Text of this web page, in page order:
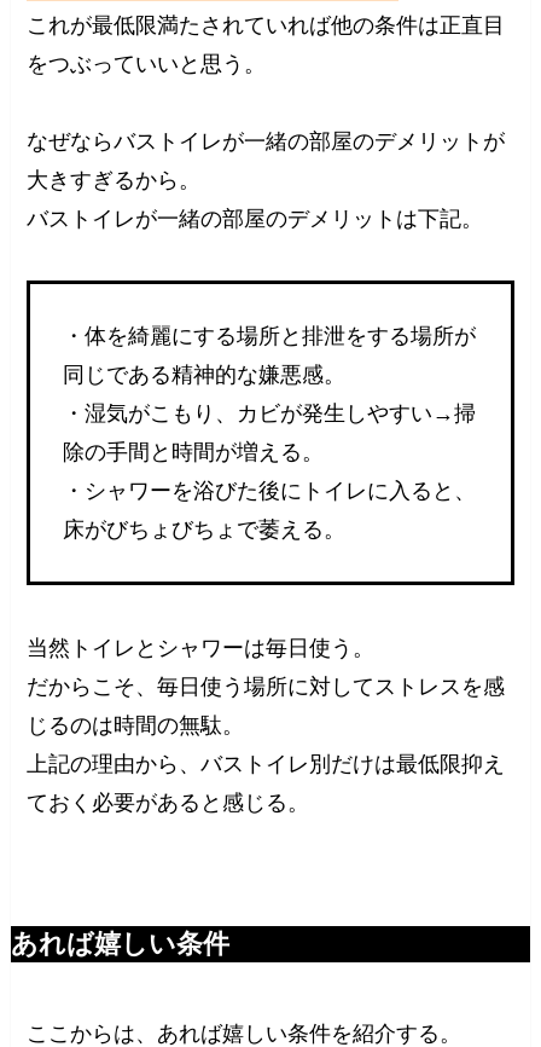
これが最低限満たされていれば他の条件は正直目
をつぶっていいと思う。
なぜならバストイレが一緒の部屋のデメリットが
大きすぎるから。
バストイレが一緒の部屋のデメリットは下記。
・体を綺麗にする場所と排泄をする場所が
同じである精神的な嫌悪感。
・湿気がこもり、カビが発生しやすい→掃
除の手間と時間が増える。
・シャワーを浴びた後にトイレに入ると、
床がびちょびちょで萎える。
当然トイレとシャワーは毎日使う。
だからこそ、毎日使う場所に対してストレスを感
じるのは時間の無駄。
上記の理由から、バストイレ別だけは最低限抑え
ておく必要があると感じる。
あれば嬉しい条件
ここからは、あれば嬉しい条件を紹介する。